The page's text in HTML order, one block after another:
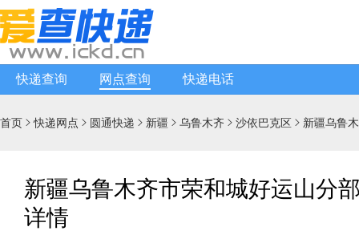
快递查询 网点查询 快递电话
首页 快递网点  圆通快递  新疆  乌鲁木齐  沙依巴克区  新疆乌鲁
新疆乌鲁木齐市荣和城好运山分
详情